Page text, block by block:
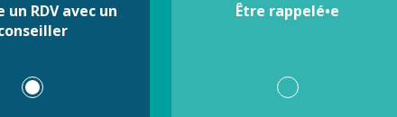
un RDV avec un
Être rappelé•e